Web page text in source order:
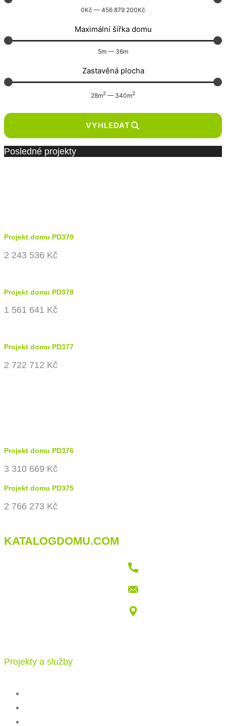
0Kč — 456 879 200Kč
Maximální šířka domu
5m — 36m
Zastavěná plocha
28m2 — 340m2
VYHLEDAT
Posledné projekty
Projekt domu PD379
2 243 536 Kč
Projekt domu PD378
1 561 641 Kč
Projekt domu PD377
2 722 712 Kč
Projekt domu PD376
3 310 669 Kč
Projekt domu PD375
2 766 273 Kč
KATALOGDOMU.COM
Projekty a služby